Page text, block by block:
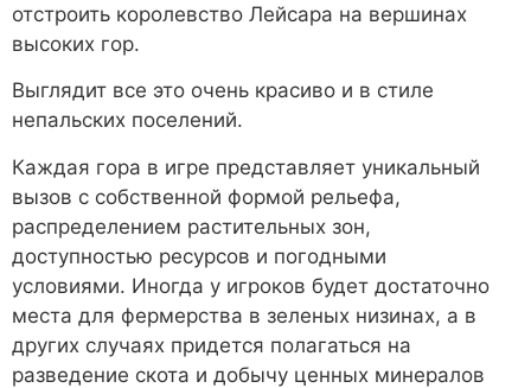
отстроить королевство Лейсара на вершинах
высоких гор.
Выглядит все это очень красиво и в стиле
непальских поселений.
Каждая гора в игре представляет уникальный
вызов с собственной формой рельефа,
распределением растительных зон,
доступностью ресурсов и погодными
условиями. Иногда у игроков будет достаточно
места для фермерства в зеленых низинах, а в
других случаях придется полагаться на
разведение скота и добычу ценных минералов